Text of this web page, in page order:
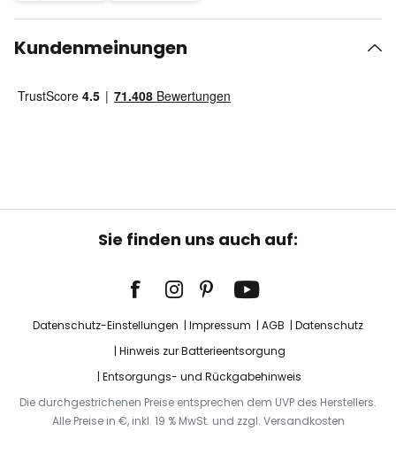
Kundenmeinungen
Sie finden uns auch auf:
Datenschutz-Einstellungen Impressum AGB
Datenschutz
Hinweis zur Batterieentsorgung
Entsorgungs- und Rückgabehinweis
Die durchgestrichenen Preise entsprechen dem UVP des Herstellers.
Alle Preise in €, inkl. 19 % MwSt. und zzgl. Versandkosten